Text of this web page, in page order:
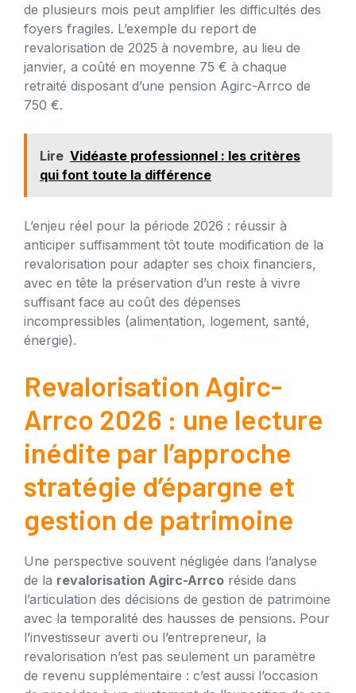
de plusieurs mois peut amplifier les difficultés des
foyers fragiles. L’exemple du report de
revalorisation de 2025 à novembre, au lieu de
janvier, a coûté en moyenne 75 € à chaque
retraité disposant d’une pension Agirc-Arrco de
750 €.
Lire Vidéaste professionnel : les critères
qui font toute la différence
L’enjeu réel pour la période 2026 : réussir à
anticiper suffisamment tôt toute modification de la
revalorisation pour adapter ses choix financiers,
avec en tête la préservation d’un reste à vivre
suffisant face au coût des dépenses
incompressibles (alimentation, logement, santé,
énergie).
Revalorisation Agirc-
Arrco 2026 : une lecture
inédite par l’approche
stratégie d’épargne et
gestion de patrimoine
Une perspective souvent négligée dans l’analyse
de la revalorisation Agirc-Arrco réside dans
l’articulation des décisions de gestion de patrimoine
avec la temporalité des hausses de pensions. Pour
l’investisseur averti ou l’entrepreneur, la
revalorisation n’est pas seulement un paramètre
de revenu supplémentaire : c’est aussi l’occasion